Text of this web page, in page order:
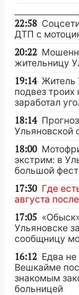
22:58
ДТП с
20:22
жительницу
19:14 Житель
подвез троих
заработал
18:14
Ульяновской
18:00
экстрим: в
большой
17:30 Где
августа
17:05
Ульяновске
сообщницу
16:12 Едва не
Вешкайме
знакомым
больницей